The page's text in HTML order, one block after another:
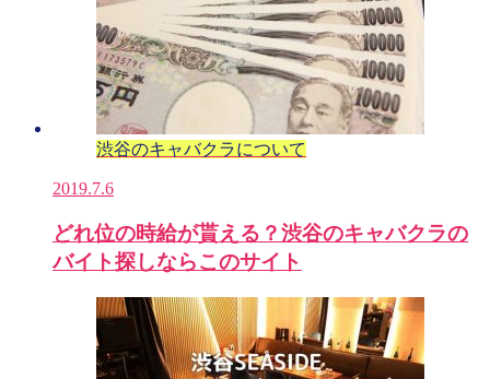
渋谷のキャバクラについて
2019.7.6
どれ位の時給が貰える？渋谷のキャバクラの
バイト探しならこのサイト